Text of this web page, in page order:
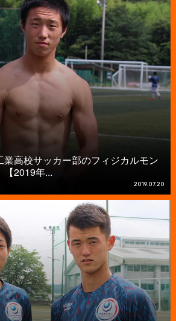
高校サッカー部のフィジカルモン
【2019年...
2019.07.20